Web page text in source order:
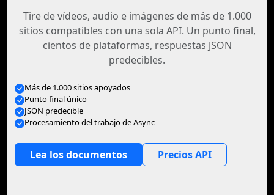
Tire de vídeos, audio e imágenes de más de 1.000
sitios compatibles con una sola API. Un punto final,
cientos de plataformas, respuestas JSON
predecibles.
Más de 1.000 sitios apoyados
Punto final único
JSON predecible
Procesamiento del trabajo de Async
Lea los documentos Precios API